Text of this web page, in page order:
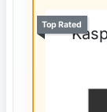
Top Rated